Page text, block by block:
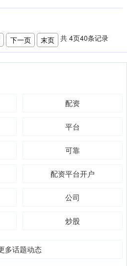
下一页 末页 共4页40条记录
配资
平台
可靠
配资平台开户
公司
炒股
多话题动态